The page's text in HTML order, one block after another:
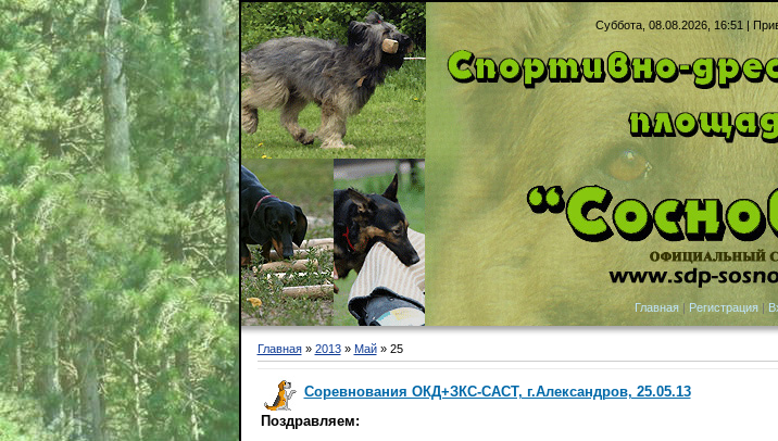
Суббота, 08.08.2026, 16:51 |
Главная| Регистрация|
Главная» 2013 » Май » 25
Соревнования ОКД+ЗКС-САСТ, г.Александров, 25.05.13
Поздравляем: